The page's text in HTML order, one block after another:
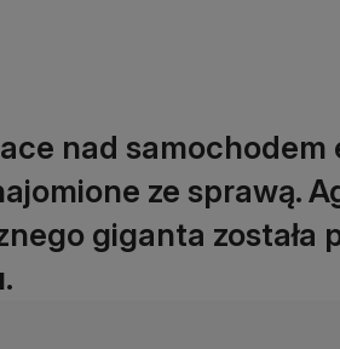
nad samochodem
ze sprawą.
giganta została